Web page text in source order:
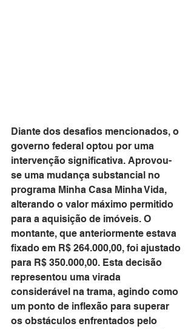
Diante dos desafios mencionados, o
governo federal optou por uma
intervenção significativa. Aprovou-
se uma mudança substancial no
programa Minha Casa Minha Vida,
alterando o valor máximo permitido
para a aquisição de imóveis. O
montante, que anteriormente estava
fixado em R$ 264.000,00, foi ajustado
para R$ 350.000,00. Esta decisão
representou uma virada
considerável na trama, agindo como
um ponto de inflexão para superar
os obstáculos enfrentados pelo